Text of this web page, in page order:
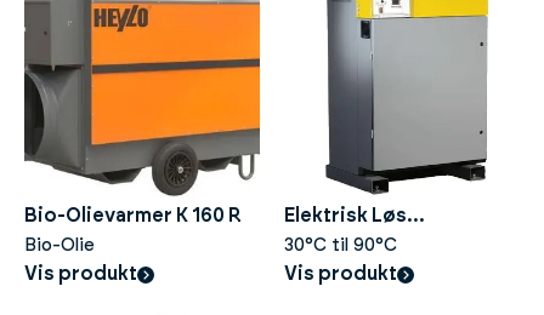
Bio-Olievarmer K 160 R
Bio-Olie
Vis produkt
Elektrisk Løs
Brændekedel 210kW
30°C til 90°C
Vis produkt